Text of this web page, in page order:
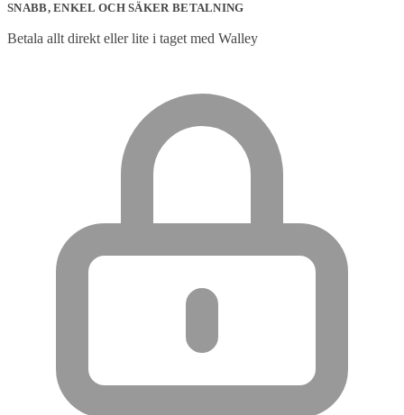
SNABB, ENKEL OCH SÄKER BETALNING
Betala allt direkt eller lite i taget med Walley